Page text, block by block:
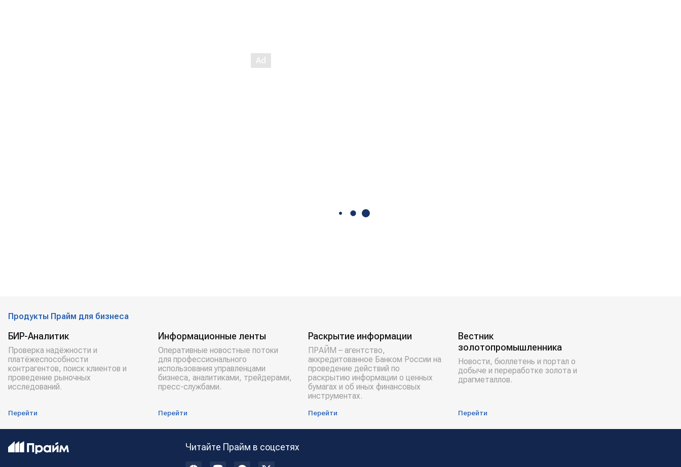
Продукты Прайм для бизнеса
БИР-Аналитик
Проверка надёжности и
платёжеспособности
контрагентов, поиск клиентов и
проведение рыночных
исследований.
Перейти
Информационные ленты
Оперативные новостные потоки
для профессионального
использования управленцами
бизнеса, аналитиками, трейдерами,
пресс-службами.
Перейти
Раскрытие информации
ПРАЙМ – агентство,
аккредитованное Банком России на
проведение действий по
раскрытию информации о ценных
бумагах и об иных финансовых
инструментах.
Перейти
Вестник
золотопромышленника
Новости, бюллетень и портал о
добыче и переработке золота и
драгметаллов.
Перейти
Читайте Прайм в соцсетях